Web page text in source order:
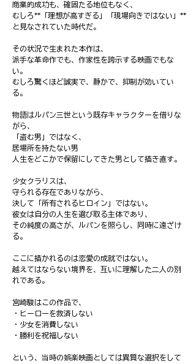
商業的成功も、確固たる地位もなく、
むしろ**「理想が高すぎる」「現場向きではない」**
と見なされていた時代だ。
その状況で生まれた本作は、
派手な革命作でも、作家性を誇示する映画でもな
い。
むしろ驚くほど誠実で、静かで、抑制が効いてい
る。
物語はルパン三世という既存キャラクターを借りな
がら、
「盗む男」ではなく、
居場所を持たない男
人生をどこかで保留にしてきた男として描き直す。
少女クラリスは、
守られる存在でありながら、
決して「所有されるヒロイン」ではない。
彼女は自分の人生を選び取る主体であり、
その純度の高さが、ルパンを照らし、同時に遠ざけ
る。
ここに描かれるのは恋愛の成就ではない。
越えてはならない境界を、互いに理解した二人の別
れである。
宮崎駿はこの作品で、
・ヒーローを救済しない
・少女を消費しない
・勝利を祝福しない
という、当時の娯楽映画としては異質な選択をして